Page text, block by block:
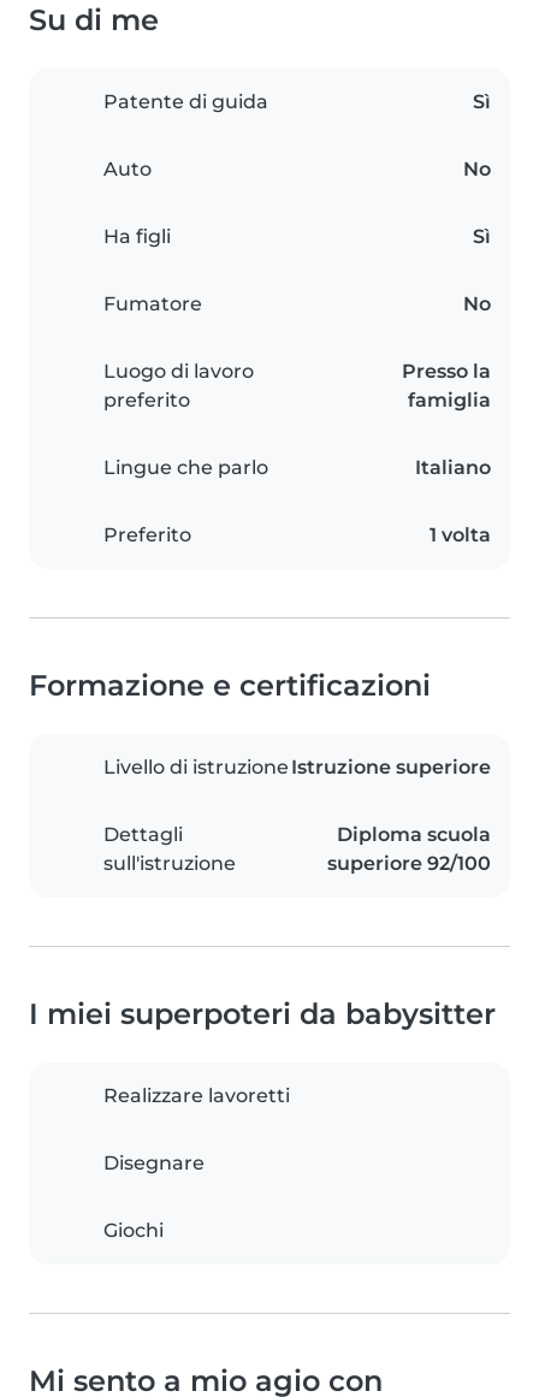
Su di me
Patente di guida Sì
Auto No
Ha figli Sì
Fumatore No
Luogo di lavoro
preferito
Presso la
famiglia
Lingue che parlo Italiano
Preferito 1 volta
Formazione e certificazioni
Livello di istruzione Istruzione superiore
Dettagli
sull'istruzione
Diploma scuola
superiore 92/100
I miei superpoteri da babysitter
Realizzare lavoretti
Disegnare
Giochi
Mi sento a mio agio con